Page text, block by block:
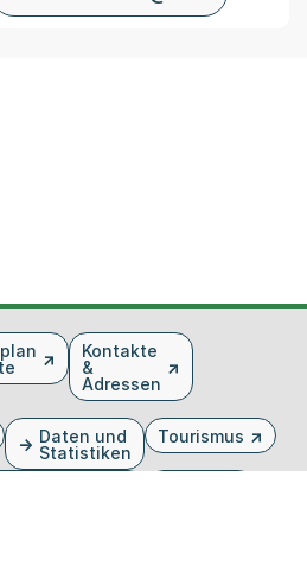
Kontakte
&
Adressen
Daten und
Statistiken
Tourismus